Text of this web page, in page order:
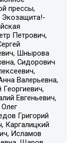
прессы,
Экозащита!-
Петрович,
Шнырова
Сидорович
Валерьевна,
Евгеньевич,
Григорий
Каргалицкий
Исламов